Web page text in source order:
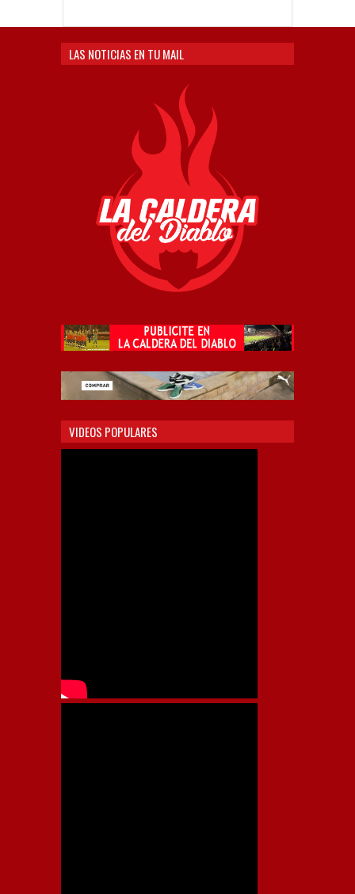
LAS NOTICIAS EN TU MAIL
VIDEOS POPULARES